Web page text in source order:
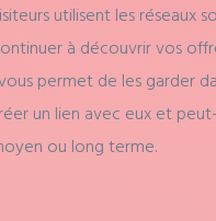
utilisent les réseaux
à découvrir vos
permet de les garder
un lien avec eux et
ou long terme.